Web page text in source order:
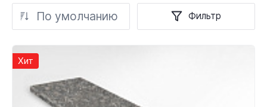
По умолчанию Фильтр
Хит